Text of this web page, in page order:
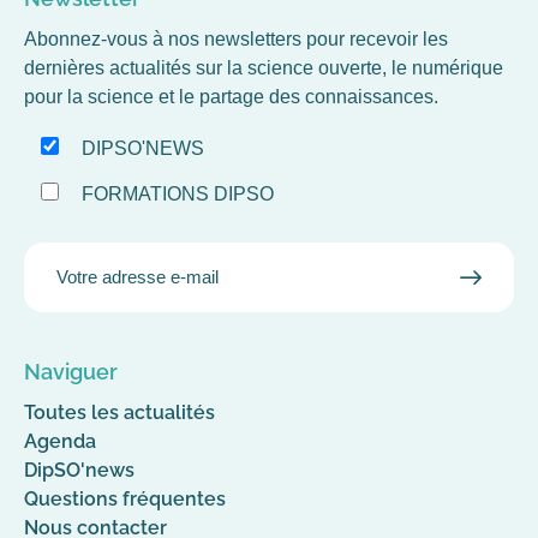
Abonnez-vous à nos newsletters pour recevoir les
dernières actualités sur la science ouverte, le numérique
pour la science et le partage des connaissances.
DIPSO'NEWS
FORMATIONS DIPSO
Naviguer
Toutes les actualités
Agenda
DipSO'news
Questions fréquentes
Nous contacter